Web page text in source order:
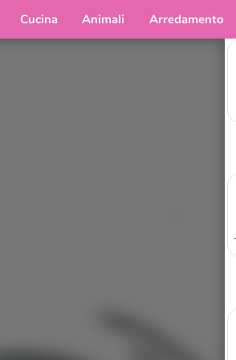
Cucina Animali Arredamento